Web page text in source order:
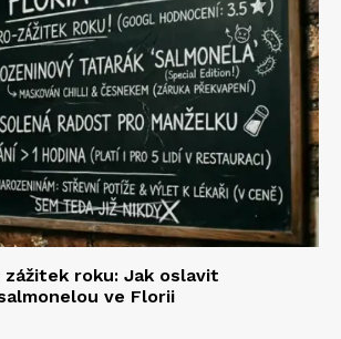
zážitek roku: Jak oslavit
ve Florii